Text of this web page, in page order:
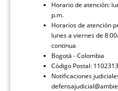
Horario de atención:
p.m.
Horarios de atención
lunes a viernes de
continua
Bogotá - Colombia
Código Postal:
Notificaciones